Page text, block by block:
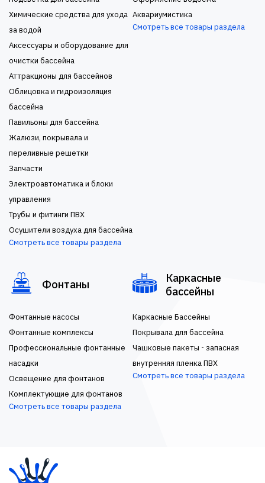
Химические средства для ухода
за водой
Аксессуары и оборудование для
очистки бассейна
Аттракционы для бассейнов
Облицовка и гидроизоляция
бассейна
Павильоны для бассейна
Жалюзи, покрывала и
переливные решетки
Запчасти
Электроавтоматика и блоки
управления
Трубы и фитинги ПВХ
Осушители воздуха для бассейна
Смотреть все товары раздела
Аквариумистика
Смотреть все товары раздела
Фонтаны
Фонтанные насосы
Фонтанные комплексы
Профессиональные фонтанные
насадки
Освещение для фонтанов
Комплектующие для фонтанов
Смотреть все товары раздела
Каркасные
бассейны
Каркасные Бассейны
Покрывала для бассейна
Чашковые пакеты - запасная
внутренняя пленка ПВХ
Смотреть все товары раздела